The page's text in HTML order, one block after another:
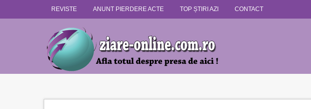
REVISTE ANUNT PIERDERE ACTE TOP ȘTIRI AZI CONTACT